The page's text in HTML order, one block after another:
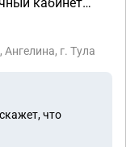
Все
данные.
театр
Говорят ,
я нахожусь в
г. Тула
что